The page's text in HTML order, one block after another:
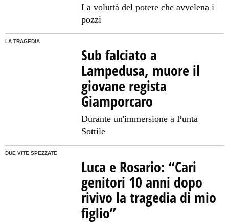
La voluttà del potere che avvelena i
pozzi
LA TRAGEDIA
Sub falciato a
Lampedusa, muore il
giovane regista
Giamporcaro
Durante un'immersione a Punta
Sottile
DUE VITE SPEZZATE
Luca e Rosario: “Cari
genitori 10 anni dopo
rivivo la tragedia di mio
figlio”